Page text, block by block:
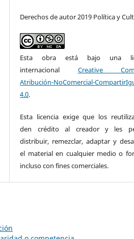
Derechos de autor 2019 Política y
Esta obra está bajo una
internacional Creative
Atribución-NoComercial-
4.0.
Esta licencia exige que los
den crédito al creador y les
distribuir, remezclar, adaptar y
el material en cualquier medio o
incluso con fines comerciales.